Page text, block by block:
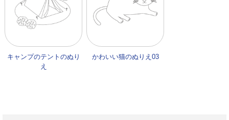
キャンプのテントのぬり
え
かわいい猫のぬりえ03